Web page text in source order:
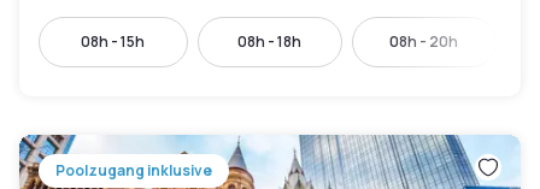
08h - 15h 08h - 18h 08h - 20h
Poolzugang inklusive